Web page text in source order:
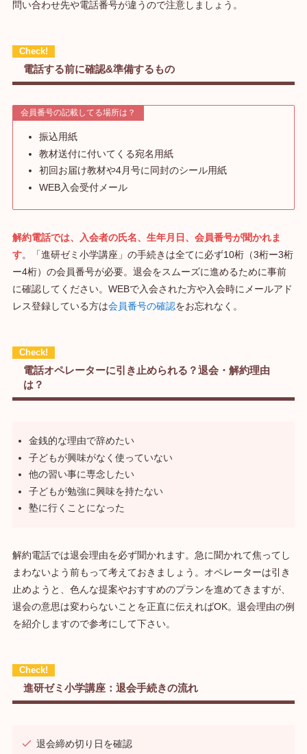
問い合わせ先や電話番号が違うので注意しましょう。
電話する前に確認&準備するもの
会員番号の記載してる場所は？
振込用紙
教材送付に付いてくる宛名用紙
初回お届け教材や4月号に同封のシール用紙
WEB入会受付メール
解約電話では、入会者の氏名、生年月日、会員番号が聞かれま
す。「進研ゼミ小学講座」の手続きは全てに必ず10桁（3桁ー3桁
ー4桁）の会員番号が必要。退会をスムーズに進めるために事前
に確認してください。WEBで入会された方や入会時にメールアド
レス登録している方は会員番号の確認をお忘れなく。
電話オペレーターに引き止められる？退会・解約理由
は？
金銭的な理由で辞めたい
子どもが興味がなく使っていない
他の習い事に専念したい
子どもが勉強に興味を持たない
塾に行くことになった
解約電話では退会理由を必ず聞かれます。急に聞かれて焦ってし
まわないよう前もって考えておきましょう。オペレーターは引き
止めようと、色んな提案やおすすめのプランを進めてきますが、
退会の意思は変わらないことを正直に伝えればOK。退会理由の例
を紹介しますので参考にして下さい。
進研ゼミ小学講座：退会手続きの流れ
退会締め切り日を確認